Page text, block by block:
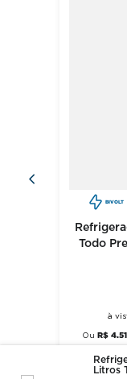
Litros
BIVOLT
Todo
à
Ou R$ 4.